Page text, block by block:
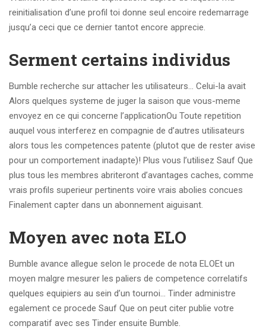
reinitialisation d’une profil toi donne seul encoire redemarrage
jusqu’a ceci que ce dernier tantot encore apprecie.
Serment certains individus
Bumble recherche sur attacher les utilisateurs… Celui-la avait
Alors quelques systeme de juger la saison que vous-meme
envoyez en ce qui concerne l’applicationOu Toute repetition
auquel vous interferez en compagnie de d’autres utilisateurs
alors tous les competences patente (plutot que de rester avise
pour un comportement inadapte)! Plus vous l’utilisez Sauf Que
plus tous les membres abriteront d’avantages caches, comme
vrais profils superieur pertinents voire vrais abolies concues
Finalement capter dans un abonnement aiguisant.
Moyen avec nota ELO
Bumble avance allegue selon le procede de nota ELOEt un
moyen malgre mesurer les paliers de competence correlatifs
quelques equipiers au sein d’un tournoi… Tinder administre
egalement ce procede Sauf Que on peut citer publie votre
comparatif avec ses Tinder ensuite Bumble.